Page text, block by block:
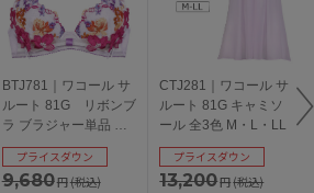
BTJ781｜ワコール サ
ルート 81G リボンブ
ラ ブラジャー単品 全3
色 C・D・E・F・Gカ
ップ/アンダー65・
70・75・80cm
9,680円(税込)
プライスダウン
CTJ281｜ワコール サ
ルート 81G キャミソ
ール 全3色 M・L・LL
13,200円(税込)
プライスダウン